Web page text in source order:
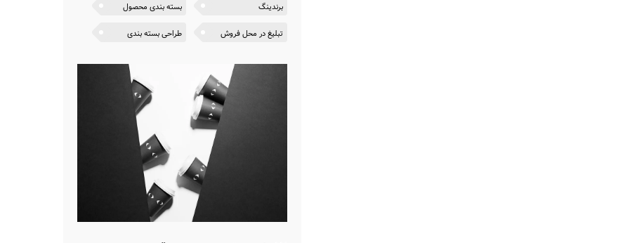
برندینگ
بسته بندی محصول
تبلیغ در محل فروش طراحی بسته بندی